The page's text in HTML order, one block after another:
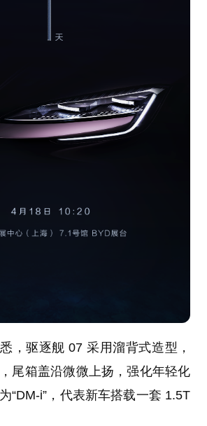
，驱逐舰 07 采用溜背式造型，
尾箱盖沿微微上扬，强化年轻化
“DM-i”，代表新车搭载一套 1.5T